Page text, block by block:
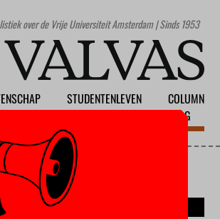
over de Vrije Universiteit Amsterdam | Sinds 1953
STUDENTENLEVEN
COLUMN
BLOG